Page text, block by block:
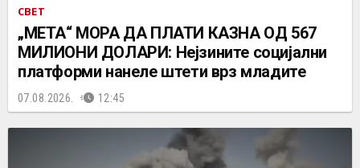
СВЕТ
„МЕТА“ МОРА ДА ПЛАТИ КАЗНА ОД 567
МИЛИОНИ ДОЛАРИ: Нејзините социјални
платформи нанеле штети врз младите
07.08.2026. 12:45